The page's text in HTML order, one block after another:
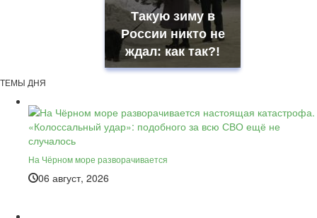
Такую зиму в
России никто не
ждал: как так?!
ТЕМЫ ДНЯ
На Чёрном море разворачивается
06 август, 2026